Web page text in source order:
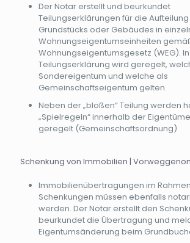
Der Notar erstellt und beurkundet
Teilungserklärungen für die
Grundstücks oder Gebäudes in
Wohnungseigentumseinheiten
Wohnungseigentumsgesetz (WEG).
Teilungserklärung wird geregelt,
Sondereigentum und welche als
Gemeinschaftseigentum gelten.
Neben der „bloßen“ Teilung werden
„Spielregeln“ innerhalb der
geregelt (Gemeinschaftsordnung)
Schenkung von Immobilien |
Immobilienübertragungen im
Schenkungen müssen ebenfalls
werden. Der Notar erstellt den
beurkundet die Übertragung und
Eigentumsänderung beim